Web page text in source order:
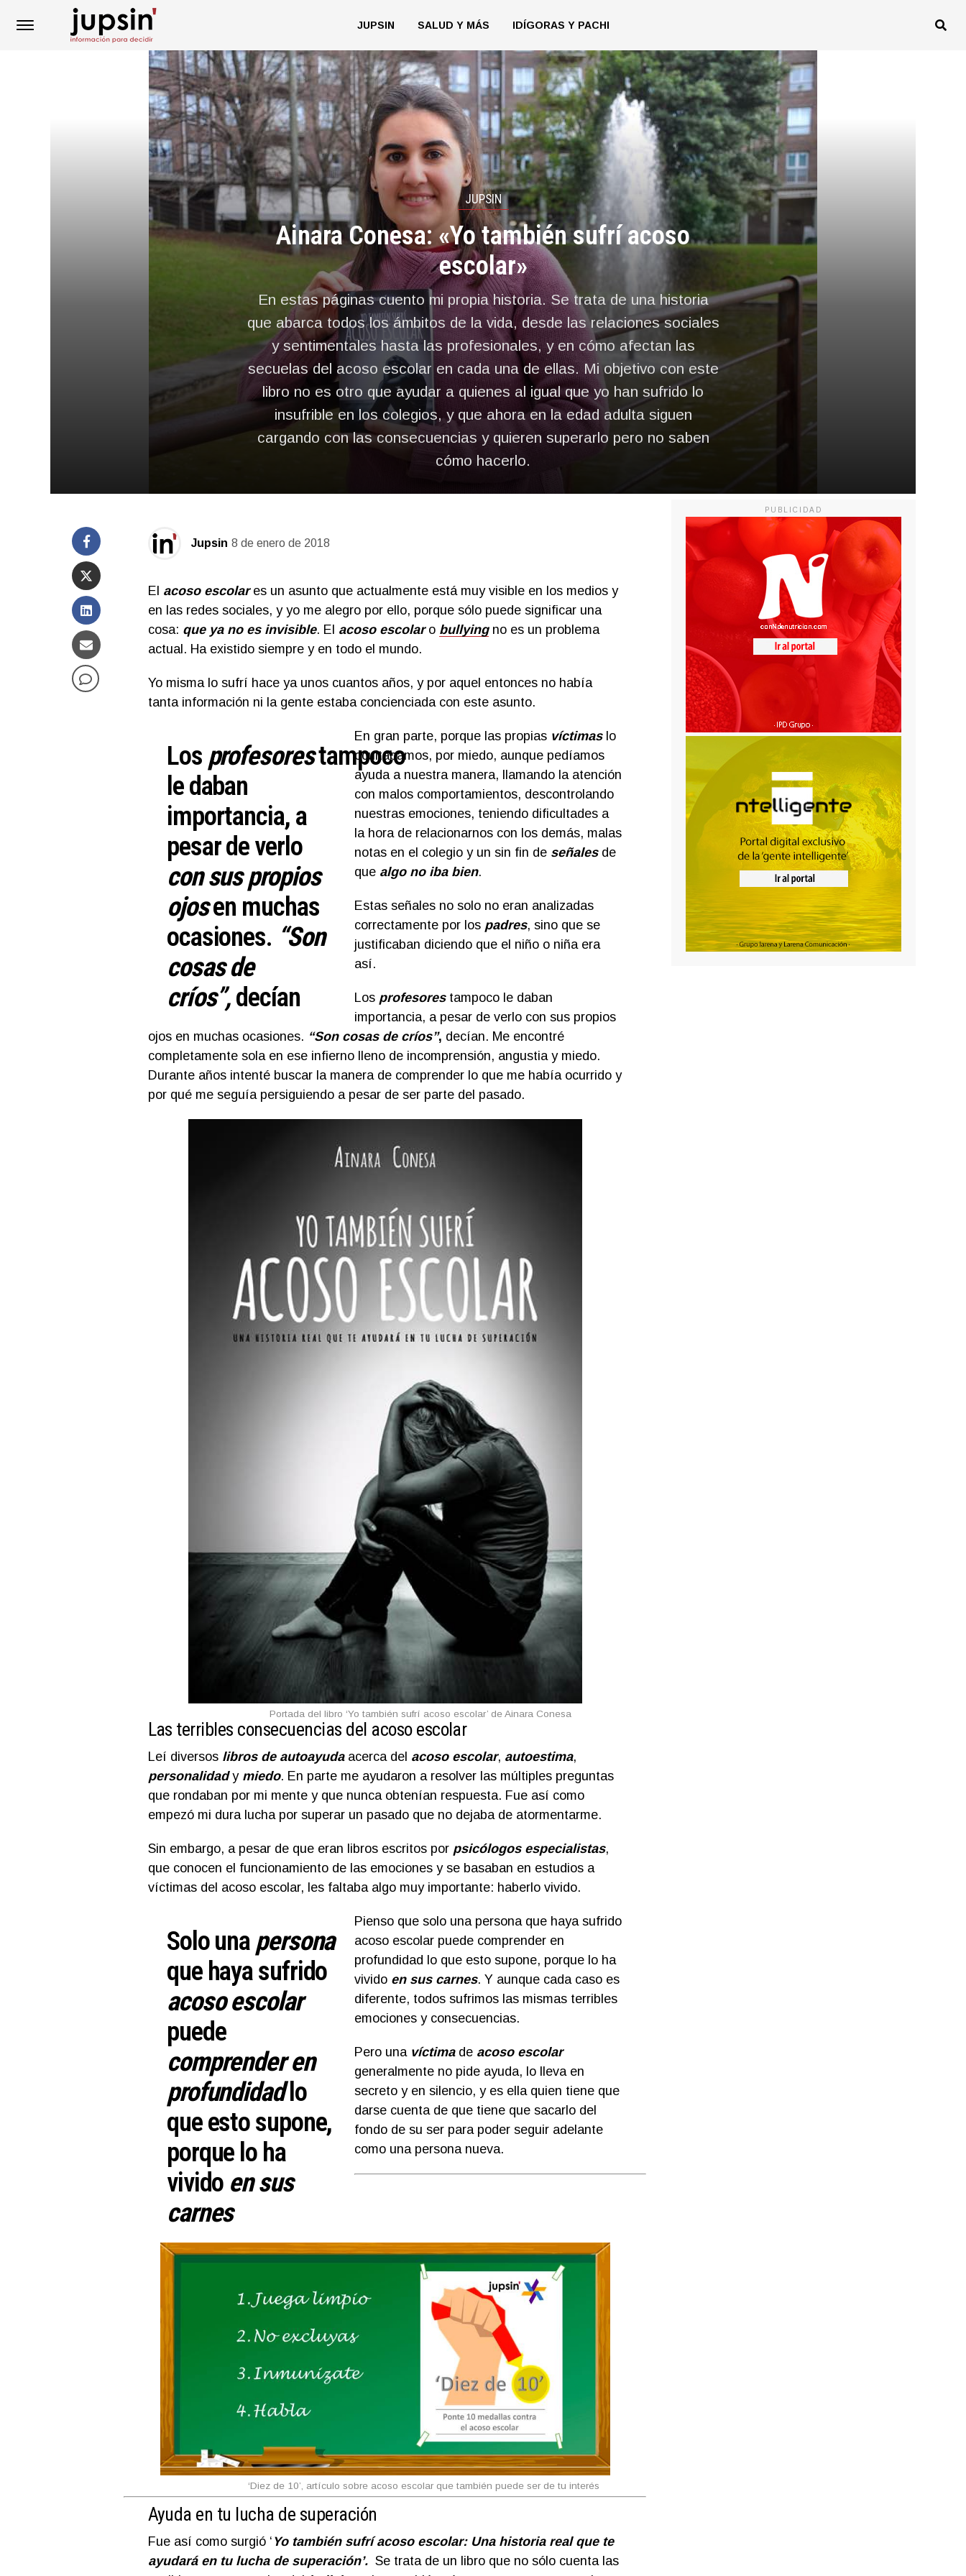
JUPSIN SALUD Y MÁS IDÍGORAS Y PACHI
JUPSIN
Ainara Conesa: «Yo también sufrí acoso
escolar»
En estas páginas cuento mi propia historia. Se trata de una historia
que abarca todos los ámbitos de la vida, desde las relaciones sociales
y sentimentales hasta las profesionales, y en cómo afectan las
secuelas del acoso escolar en cada una de ellas. Mi objetivo con este
libro no es otro que ayudar a quienes al igual que yo han sufrido lo
insufrible en los colegios, y que ahora en la edad adulta siguen
cargando con las consecuencias y quieren superarlo pero no saben
cómo hacerlo.
Jupsin 8 de enero de 2018
El acoso escolares un asunto que actualmente está muy visible en los medios y
en las redes sociales, y yo me alegro por ello, porque sólo puede significar una
cosa: que ya no es invisible. El acoso escolaro bullyingno es un problema
actual. Ha existido siempre y en todo el mundo.
Yo misma lo sufrí hace ya unos cuantos años, y por aquel entonces no había
tanta información ni la gente estaba concienciada con este asunto.
Los profesorestampoco
le daban
importancia, a
pesar de verlo
con sus propios
ojosen muchas
ocasiones. “Son
cosas de
críos”,decían
En gran parte, porque las propias víctimaslo
ocultábamos, por miedo, aunque pedíamos
ayuda a nuestra manera, llamando la atención
con malos comportamientos, descontrolando
nuestras emociones, teniendo dificultades a
la hora de relacionarnos con los demás, malas
notas en el colegio y un sin fin de señalesde
que algo no iba bien.
Estas señales no solo no eran analizadas
correctamente por lospadres, sino que se
justificaban diciendo que el niño o niña era
así.
Losprofesores tampoco le daban
importancia, a pesar de verlo con sus propios
ojos en muchas ocasiones. “Son cosas de críos”, decían. Me encontré
completamente sola en ese infierno lleno de incomprensión, angustia y miedo.
Durante años intenté buscar la manera de comprender lo que me había ocurrido y
por qué me seguía persiguiendo a pesar de ser parte del pasado.
Portada del libro ‘Yo también sufrí acoso escolar’ de Ainara Conesa
Las terribles consecuencias del acoso escolar
Leí diversos libros de autoayudaacerca del acoso escolar, autoestima,
personalidady miedo. En parte me ayudaron a resolver las múltiples preguntas
que rondaban por mi mente y que nunca obtenían respuesta. Fue así como
empezó mi dura lucha por superar un pasado que no dejaba de atormentarme.
Sin embargo, a pesar de que eran libros escritos por psicólogos especialistas,
que conocen el funcionamiento de las emociones y se basaban en estudios a
víctimas del acoso escolar, les faltaba algo muy importante: haberlo vivido.
Solo una persona
que haya sufrido
acoso escolar
puede
comprender en
profundidadlo
que esto supone,
porque lo ha
vivido en sus
carnes
Pienso que solo una persona que haya sufrido
acoso escolar puede comprender en
profundidad lo que esto supone, porque lo ha
vivido en sus carnes. Y aunque cada caso es
diferente, todos sufrimos las mismas terribles
emociones y consecuencias.
Pero una víctima de acoso escolar
generalmente no pide ayuda, lo lleva en
secreto y en silencio, y es ella quien tiene que
darse cuenta de que tiene que sacarlo del
fondo de su ser para poder seguir adelante
como una persona nueva.
‘Diez de 10’, artículo sobre acoso escolar que también puede ser de tu interés
Ayuda en tu lucha de superación
Fue así como surgió ‘ Yo también sufrí acoso escolar: Una historia real que te
ayudará en tu lucha de superación’.Se trata de un libro que no sólo cuenta las
PUBLICIDAD